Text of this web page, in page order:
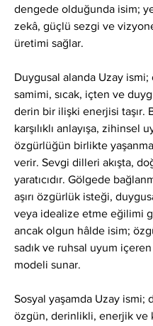
dengede olduğunda isim;
zekâ, güçlü sezgi ve
üretimi sağlar.
Duygusal alanda Uzay ismi;
samimi, sıcak, içten ve
derin bir ilişki enerjisi taşır.
karşılıklı anlayışa, zihinsel
özgürlüğün birlikte
verir. Sevgi dilleri akışta,
yaratıcıdır. Gölgede
aşırı özgürlük isteği,
veya idealize etme eğilimi
ancak olgun hâlde isim;
sadık ve ruhsal uyum
modeli sunar.
Sosyal yaşamda Uzay ismi;
özgün, derinlikli, enerjik ve